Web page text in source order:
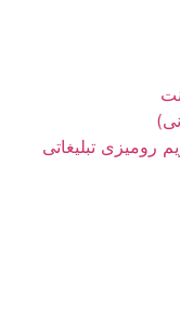
رومیزی تبلیغاتی